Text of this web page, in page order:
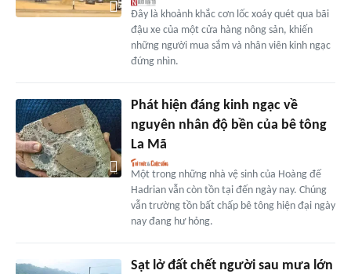
Đây là khoảnh khắc cơn lốc xoáy quét qua bãi
đậu xe của một cửa hàng nông sản, khiến
những người mua sắm và nhân viên kinh ngạc
đứng nhìn.
Phát hiện đáng kinh ngạc về
nguyên nhân độ bền của bê tông
La Mã
Một trong những nhà vệ sinh của Hoàng đế
Hadrian vẫn còn tồn tại đến ngày nay. Chúng
vẫn trường tồn bất chấp bê tông hiện đại ngày
nay đang hư hỏng.
Sạt lở đất chết người sau mưa lớn